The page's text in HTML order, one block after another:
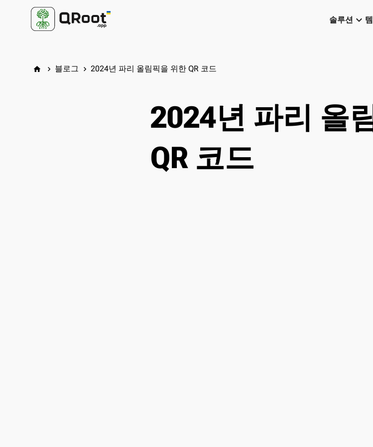
솔루션 keyboard_arrow_down
home keyboard_arrow_right 블로그 keyboard_arrow_right 2024년 파리 올림픽을 위한 QR 코드
2024년 파리 올
QR 코드